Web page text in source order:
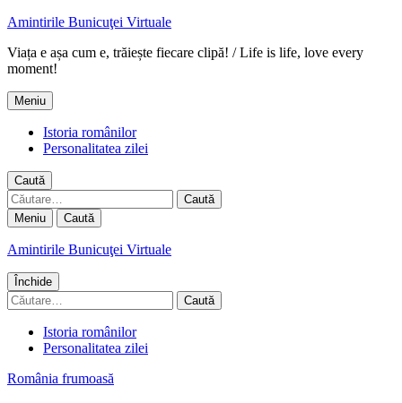
Amintirile Bunicuţei Virtuale
Viața e așa cum e, trăiește fiecare clipă! / Life is life, love every
moment!
Meniu
Istoria românilor
Personalitatea zilei
Caută
Caută
după:
Meniu Caută
Amintirile Bunicuţei Virtuale
Închide
Caută
după:
Istoria românilor
Personalitatea zilei
România frumoasă